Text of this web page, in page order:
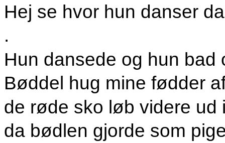
Hej se hvor hun danser
.
Hun dansede og hun
Bøddel hug mine fødder
de røde sko løb videre ud
da bødlen gjorde som